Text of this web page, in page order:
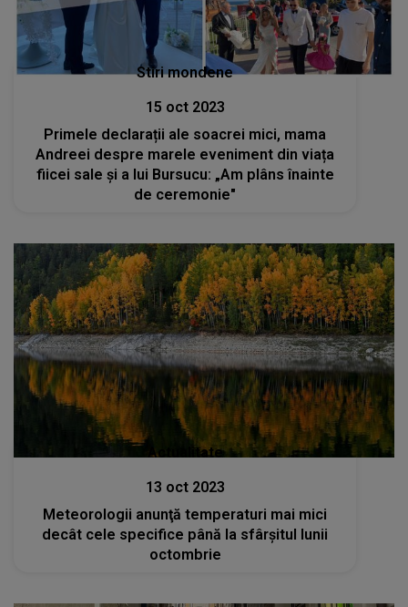
Stiri mondene
15 oct 2023
Primele declarații ale soacrei mici, mama
Andreei despre marele eveniment din viața
fiicei sale și a lui Bursucu: „Am plâns înainte
de ceremonie"
Actualitate
13 oct 2023
Meteorologii anunţă temperaturi mai mici
decât cele specifice până la sfârşitul lunii
octombrie